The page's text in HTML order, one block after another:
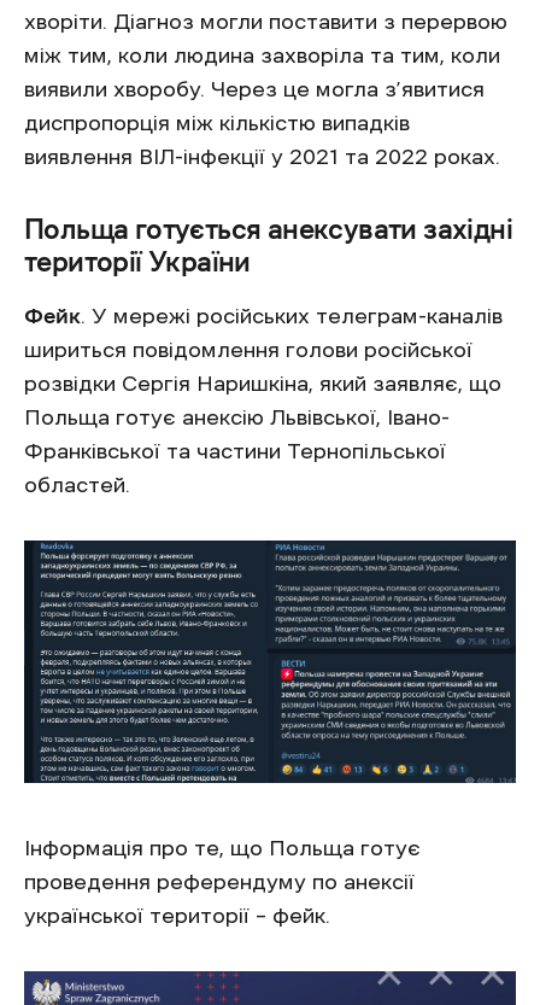
хворіти. Діагноз могли поставити з перервою
між тим, коли людина захворіла та тим, коли
виявили хворобу. Через це могла з’явитися
диспропорція між кількістю випадків
виявлення ВІЛ-інфекції у 2021 та 2022 роках.
Польща готується анексувати західні
території України
Фейк. У мережі російських телеграм-каналів
шириться повідомлення голови російської
розвідки Сергія Наришкіна, який заявляє, що
Польща готує анексію Львівської, Івано-
Франківської та частини Тернопільської
областей.
Інформація про те, що Польща готує
проведення референдуму по анексії
української території – фейк.